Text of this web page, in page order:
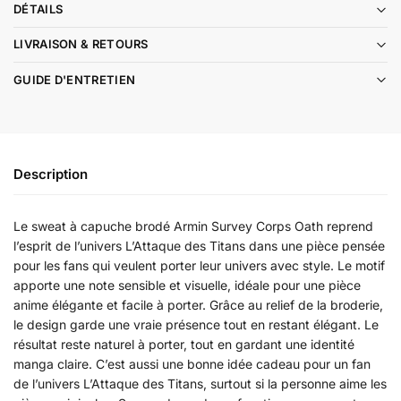
DÉTAILS
LIVRAISON & RETOURS
GUIDE D'ENTRETIEN
Description
Le sweat à capuche brodé Armin Survey Corps Oath reprend
l’esprit de l’univers L’Attaque des Titans dans une pièce pensée
pour les fans qui veulent porter leur univers avec style. Le motif
apporte une note sensible et visuelle, idéale pour une pièce
anime élégante et facile à porter. Grâce au relief de la broderie,
le design garde une vraie présence tout en restant élégant. Le
résultat reste naturel à porter, tout en gardant une identité
manga claire. C’est aussi une bonne idée cadeau pour un fan
de l’univers L’Attaque des Titans, surtout si la personne aime les